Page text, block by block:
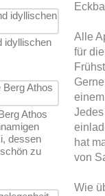
idyllischen
Athos
dessen
zu
Alle
für
hat
von
Wie